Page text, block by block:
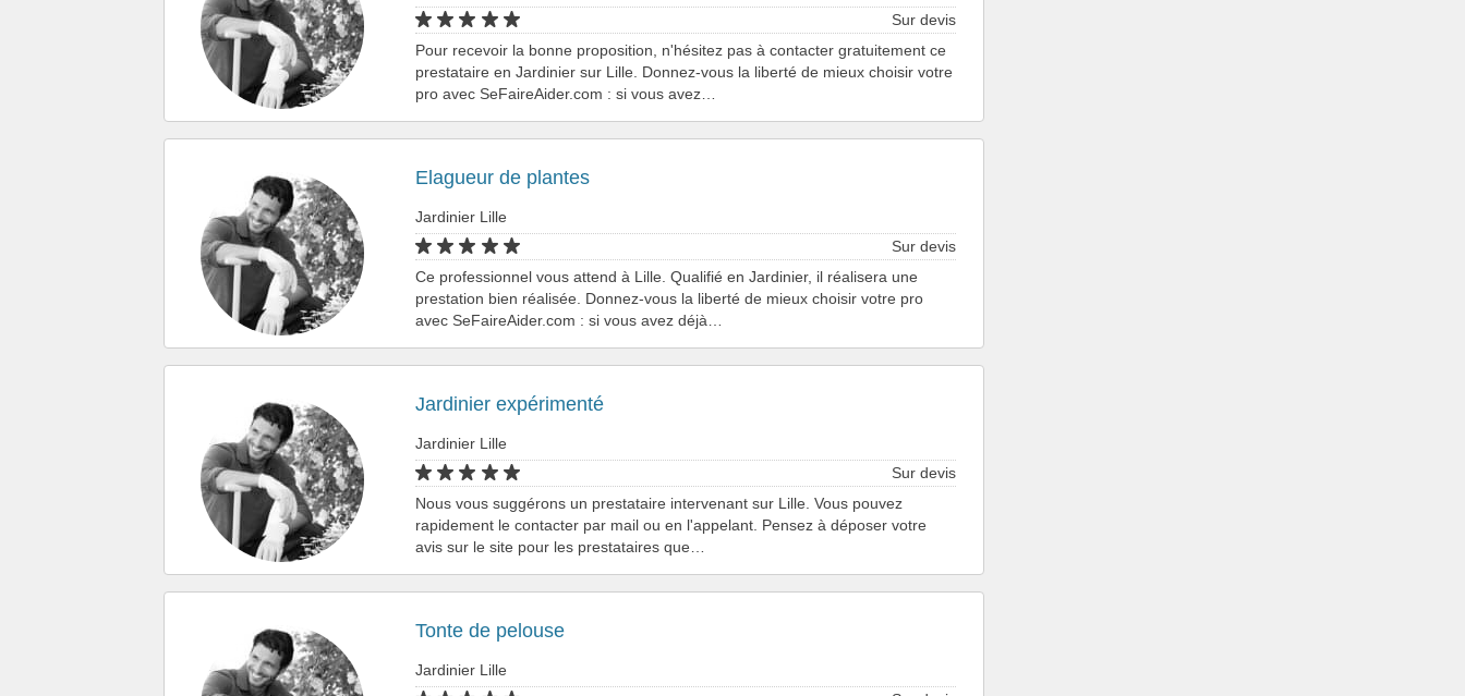
Sur devis
Pour recevoir la bonne proposition, n'hésitez pas à contacter gratuitement ce
prestataire en Jardinier sur Lille. Donnez-vous la liberté de mieux choisir votre
pro avec SeFaireAider.com : si vous avez…
Elagueur de plantes
Jardinier Lille
Sur devis
Ce professionnel vous attend à Lille. Qualifié en Jardinier, il réalisera une
prestation bien réalisée. Donnez-vous la liberté de mieux choisir votre pro
avec SeFaireAider.com : si vous avez déjà…
Jardinier expérimenté
Jardinier Lille
Sur devis
Nous vous suggérons un prestataire intervenant sur Lille. Vous pouvez
rapidement le contacter par mail ou en l'appelant. Pensez à déposer votre
avis sur le site pour les prestataires que…
Tonte de pelouse
Jardinier Lille